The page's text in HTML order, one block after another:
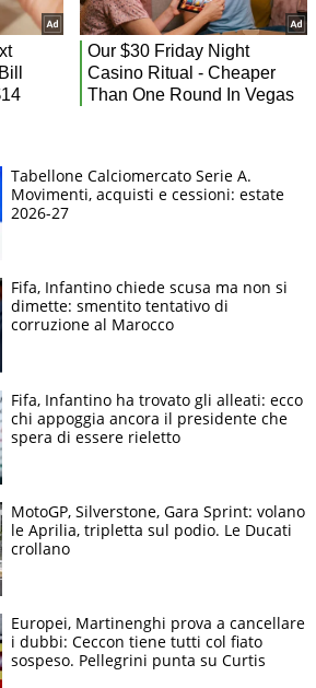
Tabellone Calciomercato Serie A.
Movimenti, acquisti e cessioni: estate
2026-27
Fifa, Infantino chiede scusa ma non si
dimette: smentito tentativo di
corruzione al Marocco
Fifa, Infantino ha trovato gli alleati: ecco
chi appoggia ancora il presidente che
spera di essere rieletto
MotoGP, Silverstone, Gara Sprint: volano
le Aprilia, tripletta sul podio. Le Ducati
crollano
Europei, Martinenghi prova a cancellare
i dubbi: Ceccon tiene tutti col fiato
sospeso. Pellegrini punta su Curtis